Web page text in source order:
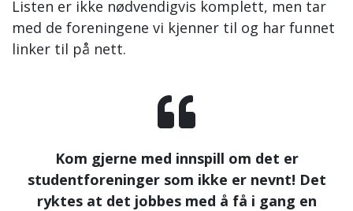
Listen er ikke nødvendigvis komplett, men tar
med de foreningene vi kjenner til og har funnet
linker til på nett.
Kom gjerne med innspill om det er
studentforeninger som ikke er nevnt! Det
ryktes at det jobbes med å få i gang en